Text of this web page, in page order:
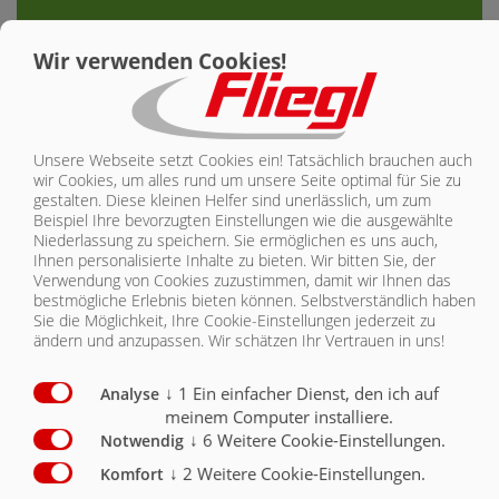
FLIEGL AGRARTECHNIK GMBH
STELLT DEN FLIEGL
SKATEMASTER 300 VOR
Fliegl Agrartechnik legt nochmal nach und erweitert sein
Produktprogramm im Bereich des Schleppschuhverteilers
um den SKATEMASTER 300 mit 30 Metern Arbeitsbreite.
Dieses Produkt baut auf dem bewährten Prinzip des
Schneckenverteilers auf und trumpf mit einigen
bemerkenswerten Eigenschaften auf.
Das Herzstück des SKATEMASTER 300 ist seine ausgeklügelte
verteilt. Mit 6 Schneckenverteilern, 6 Staukästen zur
Fremdkörper-Sammlung und 6 Teilbreiten verfügt dieses
Modell über ein optimales Verteilsystem. Die hervorragende
Bodenanpassung wird durch einen ausgezeichneten
Pendelausgleich erreicht, der eine Schwimmstellung pro
Wir verwenden Cookies!
Unsere Webseite setzt Cookies ein! Tatsächlich brauchen auch
wir Cookies, um alles rund um unsere Seite optimal für Sie zu
gestalten. Diese kleinen Helfer sind unerlässlich, um zum
Beispiel Ihre bevorzugten Einstellungen wie die ausgewählte
Niederlassung zu speichern. Sie ermöglichen es uns auch,
Ihnen personalisierte Inhalte zu bieten. Wir bitten Sie, der
Verwendung von Cookies zuzustimmen, damit wir Ihnen das
bestmögliche Erlebnis bieten können. Selbstverständlich haben
Sie die Möglichkeit, Ihre Cookie-Einstellungen jederzeit zu
ändern und anzupassen. Wir schätzen Ihr Vertrauen in uns!
Analyse ↓ 1 Ein einfacher Dienst, den ich auf
meinem Computer installiere.
Notwendig ↓ 6 Weitere Cookie-Einstellungen.
Komfort ↓ 2 Weitere Cookie-Einstellungen.